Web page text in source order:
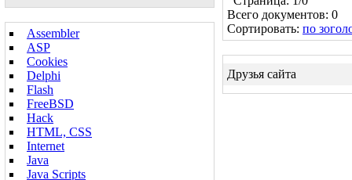
Assembler
ASP
Cookies
Delphi
Flash
FreeBSD
Hack
HTML, CSS
Internet
Java
Java Scripts
Всего документов: 0
Сортировать: по
Друзья сайта